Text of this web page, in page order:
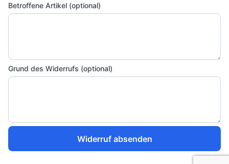
Betroffene Artikel (optional)
Grund des Widerrufs (optional)
Widerruf absenden